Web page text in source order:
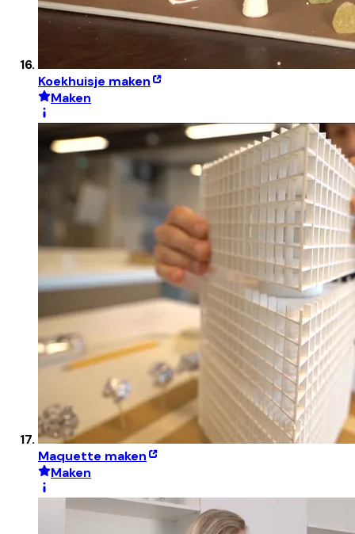
Koekhuisje maken
Maken
Maquette maken
Maken